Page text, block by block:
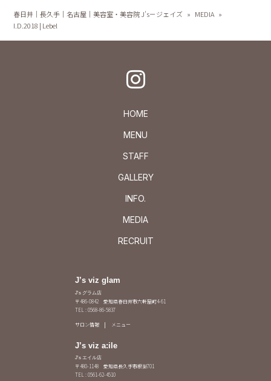
春日井｜長久手｜名古屋｜美容室・美容院 J's－ジェイズ » MEDIA »
I.D.2018 | Lebel
HOME
MENU
STAFF
GALLERY
INFO.
MEDIA
RECRUIT
J’s viz glam
J's グラム店
〒486-0842 愛知県春日井市六軒屋町4-61
TEL : 0568-86-5837
サロン情報 メニュー
J’s viz a:ile
J's エイル店
〒480-1148 愛知県長久手市根嶽701
TEL : 0561-62-4510